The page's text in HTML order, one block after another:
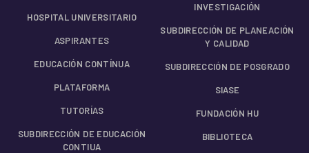
HOSPITAL UNIVERSITARIO
ASPIRANTES
EDUCACIÓN CONTÍNUA
PLATAFORMA
TUTORÍAS
SUBDIRECCIÓN DE EDUCACIÓN
CONTIUA
INVESTIGACIÓN
SUBDIRECCIÓN DE PLANEACIÓN
Y CALIDAD
SUBDIRECCIÓN DE POSGRADO
SIASE
FUNDACIÓN HU
BIBLIOTECA